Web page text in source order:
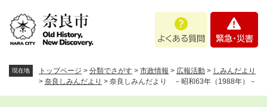
あ
問
・
現在地 トップページ > 分類でさがす > 市政情報 > 広報活動 > しみんだより
> 奈良しみんだより > 奈良しみんだより －昭和63年（1988年）－